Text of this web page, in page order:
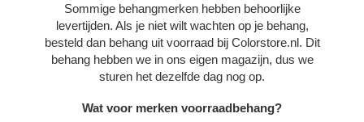
Sommige behangmerken hebben behoorlijke
levertijden. Als je niet wilt wachten op je behang,
besteld dan behang uit voorraad bij Colorstore.nl. Dit
behang hebben we in ons eigen magazijn, dus we
sturen het dezelfde dag nog op.
Wat voor merken voorraadbehang?